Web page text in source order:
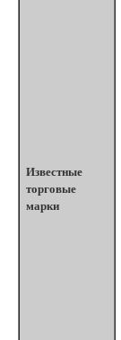
Известные
торговые
марки